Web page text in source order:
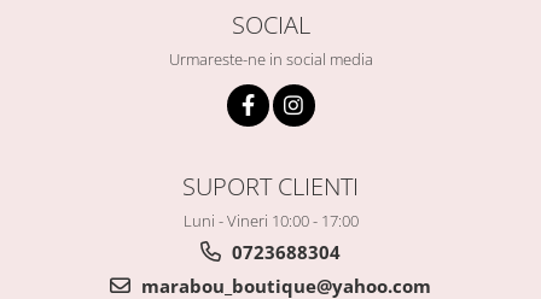
SOCIAL
Urmareste-ne in social media
SUPORT CLIENTI
Luni - Vineri 10:00 - 17:00
0723688304
marabou_boutique@yahoo.com